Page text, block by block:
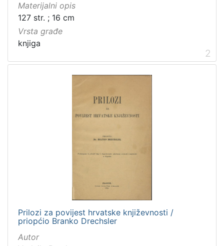
Materijalni opis
127 str. ; 16 cm
Vrsta građe
knjiga
2
Prilozi za povijest hrvatske književnosti /
priopćio Branko Drechsler
Autor